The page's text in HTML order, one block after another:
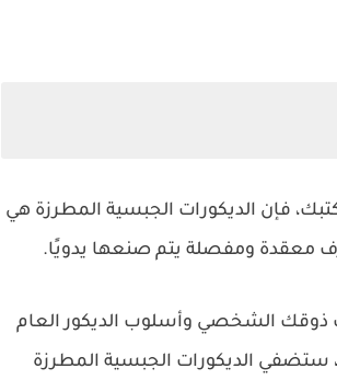
فإن الديكورات الجبسية المطرزة هي
معقدة ومفصلة يتم صنعها يدويًا.
ذوقك الشخصي وأسلوب الديكور العام
ستضفي الديكورات الجبسية المطرزة